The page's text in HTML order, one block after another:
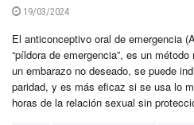
19/03/2024
El anticonceptivo oral de emergencia
“píldora de emergencia”, es un
un embarazo no deseado, se puede
paridad, y es más eficaz si se usa lo
horas de la relación sexual sin